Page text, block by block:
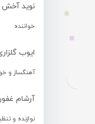
نوید آخش
خواننده
ایوب
آهنگساز و
آرشام
نوازنده و